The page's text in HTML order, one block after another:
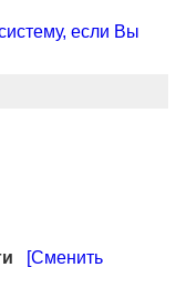
если Вы
[Сменить